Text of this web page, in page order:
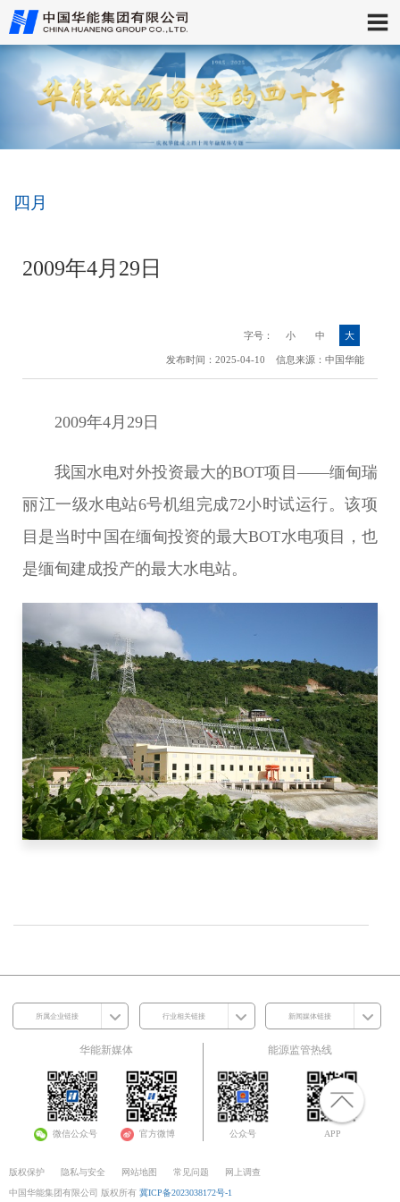
四月
2009年4月29日
字号： 小 中 大
发布时间：2025-04-10 信息来源：中国华能
2009年4月29日
我国水电对外投资最大的BOT项目――缅甸瑞
丽江一级水电站6号机组完成72小时试运行。该项
目是当时中国在缅甸投资的最大BOT水电项目，也
是缅甸建成投产的最大水电站。
所属企业链接 行业相关链接 新闻媒体链接
华能新媒体
微信公众号 官方微博
能源监管热线
公众号 APP
版权保护 隐私与安全 网站地图 常见问题 网上调查
中国华能集团有限公司 版权所有 冀ICP备2023038172号-1